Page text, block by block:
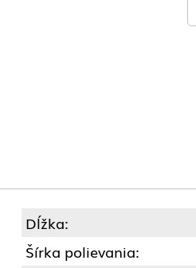
Dĺžka:
Šírka polievania: